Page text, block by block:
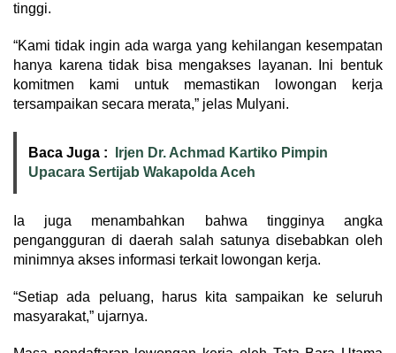
tinggi.
“Kami tidak ingin ada warga yang kehilangan kesempatan
hanya karena tidak bisa mengakses layanan. Ini bentuk
komitmen kami untuk memastikan lowongan kerja
tersampaikan secara merata,” jelas Mulyani.
Baca Juga :
Irjen Dr. Achmad Kartiko Pimpin
Upacara Sertijab Wakapolda Aceh
Ia juga menambahkan bahwa tingginya angka
pengangguran di daerah salah satunya disebabkan oleh
minimnya akses informasi terkait lowongan kerja.
“Setiap ada peluang, harus kita sampaikan ke seluruh
masyarakat,” ujarnya.